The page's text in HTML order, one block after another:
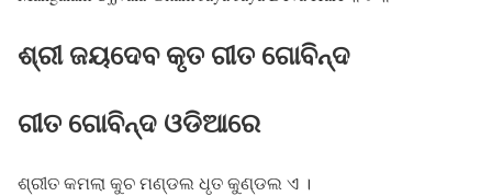
ଶ୍ରୀ ଜୟଦେବ କୃତ ଗୀତ ଗୋବିନ୍ଦ
ଗୀତ ଗୋବିନ୍ଦ ଓଡିଆରେ
ଶ୍ରୀତ କମଲା କୁଚ ମଣ୍ଡଲ ଧୃତ କୁଣ୍ଡଲ ଏ ।